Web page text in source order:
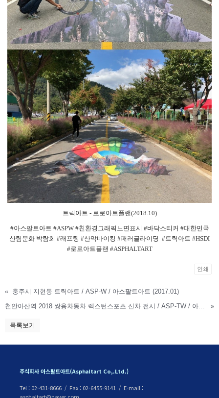
트릭아트 - 로로아트플랜(2018.10)
#아스팔트아트 #ASPW #친환경그래픽노면표시 #바닥스티커 #대한민국
산림문화 박람회 #래프팅 #산악바이킹 #패러글라이딩 #트릭아트 #HSDI
#로로아트플랜 #ASPHALTART
인쇄
« 충주시 지현동 트릭아트 / ASP-W / 아스팔트아트 (2017.01)
»
목록보기
주식회사 아스팔트아트(Asphaltart Co,.Ltd.)
Tel : 02-431-8666 / Fax : 02-6455-9141 / E-mail :